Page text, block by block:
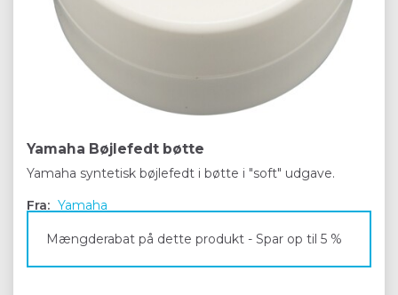
Yamaha Bøjlefedt bøtte
Yamaha syntetisk bøjlefedt i bøtte i "soft" udgave.
Fra: Yamaha
Mængderabat på dette produkt - Spar op til 5 %